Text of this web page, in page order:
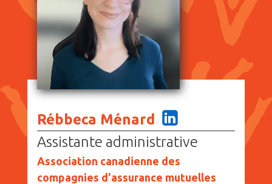
Rébbeca Ménard
Assistante administrative
Association canadienne des
compagnies d'assurance mutuelles